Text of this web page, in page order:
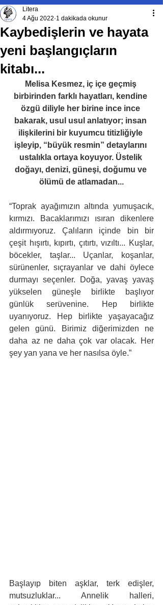
Kaybedişlerin ve hayata
yeni başlangıçların
kitabı...
Litera
4 Ağu 2022 1 dakikada okunur
Melisa Kesmez, iç içe geçmiş
birbirinden farklı hayatları, kendine
özgü diliyle her birine ince ince
bakarak, usul usul anlatıyor; insan
ilişkilerini bir kuyumcu titizliğiyle
işleyip, “büyük resmin” detaylarını
ustalıkla ortaya koyuyor. Üstelik
doğayı, denizi, güneşi, doğumu ve
ölümü de atlamadan...
“Toprak ayağımızın altında yumuşacık,
kırmızı. Bacaklarımızı ısıran dikenlere
aldırmıyoruz. Çalıların içinde bin bir
çeşit hışırtı, kıpırtı, çıtırtı, vızıltı... Kuşlar,
böcekler, taşlar... Uçanlar, koşanlar,
sürünenler, sıçrayanlar ve dahi öylece
durmayı seçenler. Doğa, yavaş yavaş
yükselen güneşle birlikte başlıyor
günlük serüvenine. Hep birlikte
uyanıyoruz. Hep birlikte yaşayacağız
gelen günü. Birimiz diğerimizden ne
daha az ne daha çok var olacak. Her
şey yan yana ve her nasılsa öyle.”
Başlayıp biten aşklar, terk edişler,
mutsuzluklar... Annelik halleri,